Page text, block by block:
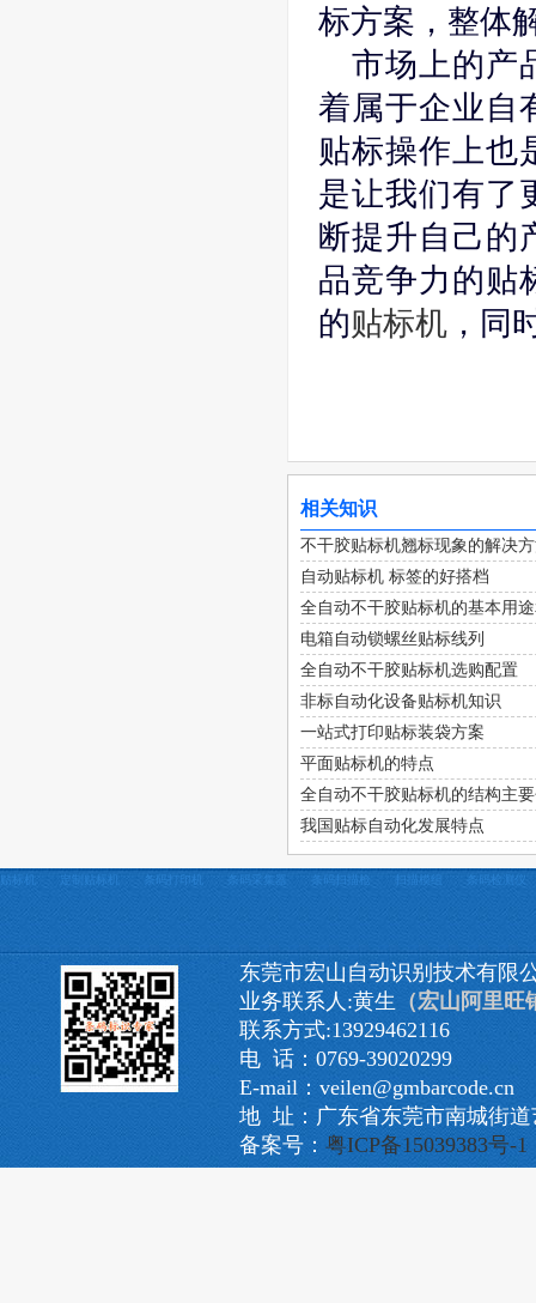
标方案，整体
市场上的产
着属于企业自
贴标操作上也
是让我们有了
断提升自己的
品竞争力的贴
的贴标机 ，同
相关知识
不干胶贴标机翘标现象的解决
自动贴标机 标签的好搭档
全自动不干胶贴标机的基本用
电箱自动锁螺丝贴标线列
全自动不干胶贴标机选购配置
非标自动化设备贴标机知识
一站式打印贴标装袋方案
平面贴标机的特点
全自动不干胶贴标机的结构主
我国贴标自动化发展特点
贴标机 定制贴标机 条码打印机 条码采集器 条码扫描枪 扫描模组 条码检测仪
东莞市宏山自动识别技术有限
业务联系人:黄生 （宏山阿里旺
联系方式:13929462116
电 话：0769-39020299
E-mail：veilen@gmbarcode.cn
地 址：广东省东莞市南城街
备案号： 粤ICP备15039383号-1